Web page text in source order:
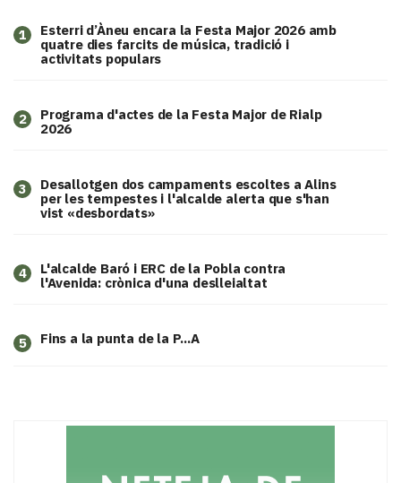
1
Esterri d’Àneu encara la Festa Major 2026 amb
quatre dies farcits de música, tradició i
activitats populars
2
Programa d'actes de la Festa Major de Rialp
2026
3
​Desallotgen dos campaments escoltes a Alins
per les tempestes i l'alcalde alerta que s'han
vist «desbordats»
4
L'alcalde Baró i ERC de la Pobla contra
l'Avenida: crònica d'una deslleialtat
5 Fins a la punta de la P...A